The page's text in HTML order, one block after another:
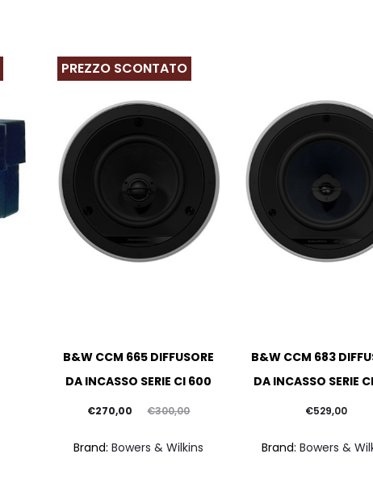
PREZZO SCONTATO
B&W CCM 665 DIFFUSORE
DA INCASSO SERIE CI 600
€300,00
Il
€270,00
Il
Brand:Bowers & Wilkins
B&W CCM 683
DA INCASSO SERIE
€529,00
Brand: Bowers &